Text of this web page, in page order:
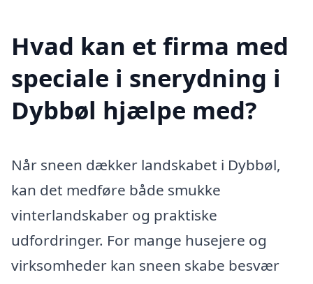
Hvad kan et firma med
speciale i snerydning i
Dybbøl hjælpe med?
Når sneen dækker landskabet i Dybbøl,
kan det medføre både smukke
vinterlandskaber og praktiske
udfordringer. For mange husejere og
virksomheder kan sneen skabe besvær